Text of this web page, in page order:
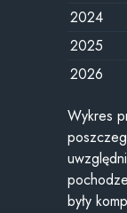
2024
2025
2026
Wykres
były